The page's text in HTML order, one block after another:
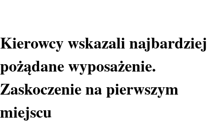
Kierowcy wskazali najbardziej
pożądane wyposażenie.
Zaskoczenie na pierwszym
miejscu